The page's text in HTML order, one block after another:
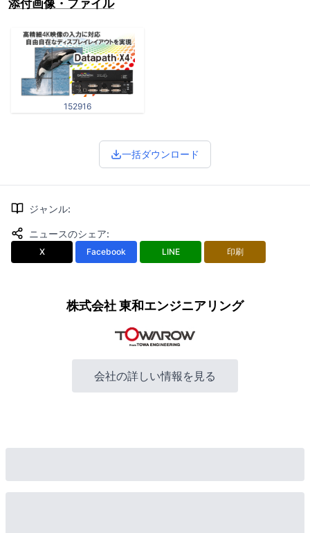
添付画像・ファイル
152916
一括ダウンロード
ジャンル:
ニュースのシェア:
X Facebook LINE 印刷
株式会社 東和エンジニアリング
会社の詳しい情報を見る